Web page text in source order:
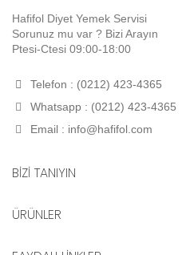
Hafifol Diyet Yemek Servisi
Sorunuz mu var ? Bizi Arayın
Ptesi-Ctesi 09:00-18:00
Telefon : (0212) 423-4365
Whatsapp : (0212) 423-4365
Email : info@hafifol.com
BİZİ TANIYIN
ÜRÜNLER